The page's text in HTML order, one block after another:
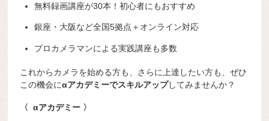
無料録画講座が30本！初心者にもおすすめ
銀座・大阪など全国5拠点＋オンライン対応
プロカメラマンによる実践講座も多数
これからカメラを始める方も、さらに上達したい方も、ぜひ
この機会にαアカデミーでスキルアップしてみませんか？
〈 αアカデミー 〉